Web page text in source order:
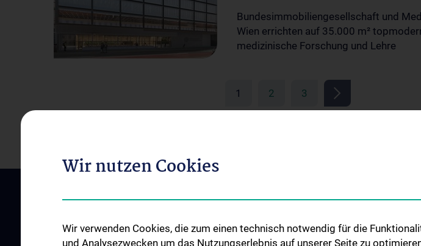
Bundesimmobiliengesellschaft und
Wien errichten auf 35.000 m²
medizinische Forschung und Lehre
1 2 3
Der Campus
Konsulenten
Siegerprojekt
Wir nutzen Cookies
Wir verwenden Cookies, die zum einen technisch notwendig für die
und Analysezwecken um das Nutzungserlebnis auf unserer Seite zu